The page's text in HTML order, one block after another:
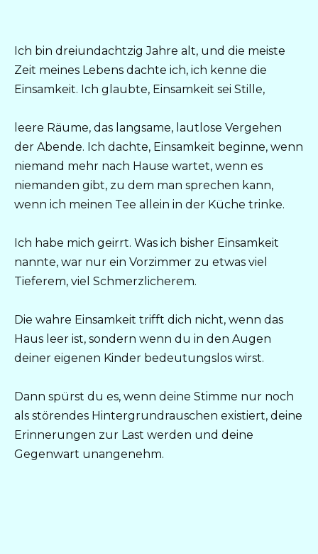
Ich bin dreiundachtzig Jahre alt, und die meiste
Zeit meines Lebens dachte ich, ich kenne die
Einsamkeit. Ich glaubte, Einsamkeit sei Stille,
leere Räume, das langsame, lautlose Vergehen
der Abende. Ich dachte, Einsamkeit beginne, wenn
niemand mehr nach Hause wartet, wenn es
niemanden gibt, zu dem man sprechen kann,
wenn ich meinen Tee allein in der Küche trinke.
Ich habe mich geirrt. Was ich bisher Einsamkeit
nannte, war nur ein Vorzimmer zu etwas viel
Tieferem, viel Schmerzlicherem.
Die wahre Einsamkeit trifft dich nicht, wenn das
Haus leer ist, sondern wenn du in den Augen
deiner eigenen Kinder bedeutungslos wirst.
Dann spürst du es, wenn deine Stimme nur noch
als störendes Hintergrundrauschen existiert, deine
Erinnerungen zur Last werden und deine
Gegenwart unangenehm.